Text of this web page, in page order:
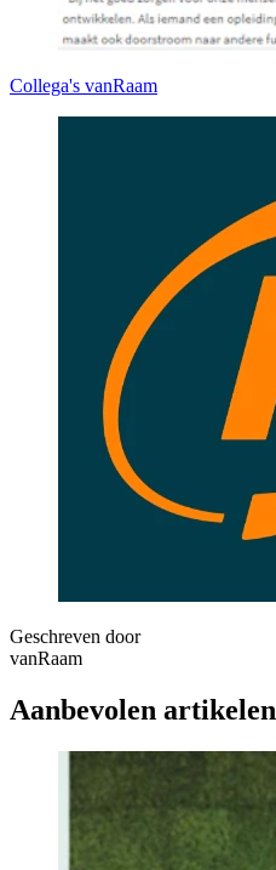
Collega's vanRaam
Geschreven door
vanRaam
Aanbevolen artikelen